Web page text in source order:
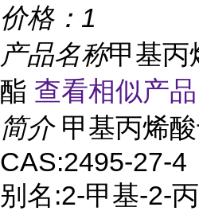
价格： 1
产品名称甲基丙
酯 查看相似产
简介 甲基丙烯
CAS:2495-27-4
别名:2-甲基-2-